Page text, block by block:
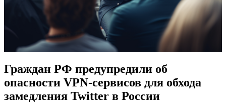
Граждан РФ предупредили об
опасности VPN-сервисов для обхода
замедления Twitter в России